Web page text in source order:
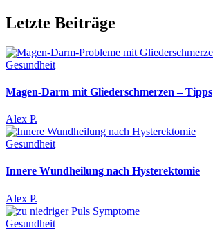
Letzte Beiträge
Gesundheit
Magen-Darm mit Gliederschmerzen – Tipps
Alex P.
Gesundheit
Innere Wundheilung nach Hysterektomie
Alex P.
Gesundheit